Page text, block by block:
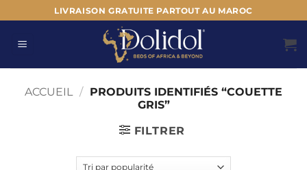
au
contenu
LIVRAISON GRATUITE PARTOUT AU MAROC
ACCUEIL / PRODUITS IDENTIFIÉS “COUETTE
GRIS”
FILTRER